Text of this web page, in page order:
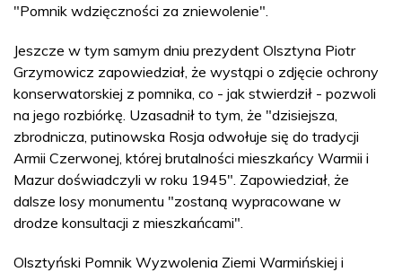
"Pomnik wdzięczności za zniewolenie".
Jeszcze w tym samym dniu prezydent Olsztyna Piotr
Grzymowicz zapowiedział, że wystąpi o zdjęcie ochrony
konserwatorskiej z pomnika, co - jak stwierdził - pozwoli
na jego rozbiórkę. Uzasadnił to tym, że "dzisiejsza,
zbrodnicza, putinowska Rosja odwołuje się do tradycji
Armii Czerwonej, której brutalności mieszkańcy Warmii i
Mazur doświadczyli w roku 1945". Zapowiedział, że
dalsze losy monumentu "zostaną wypracowane w
drodze konsultacji z mieszkańcami".
Olsztyński Pomnik Wyzwolenia Ziemi Warmińskiej i